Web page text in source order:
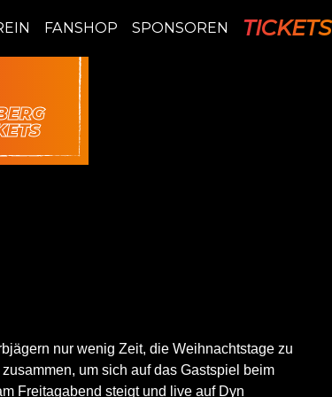
FANSHOP SPONSOREN TICKETS
nur wenig Zeit, die Weihnachtstage zu
um sich auf das Gastspiel beim
Freitagabend steigt und live auf Dyn